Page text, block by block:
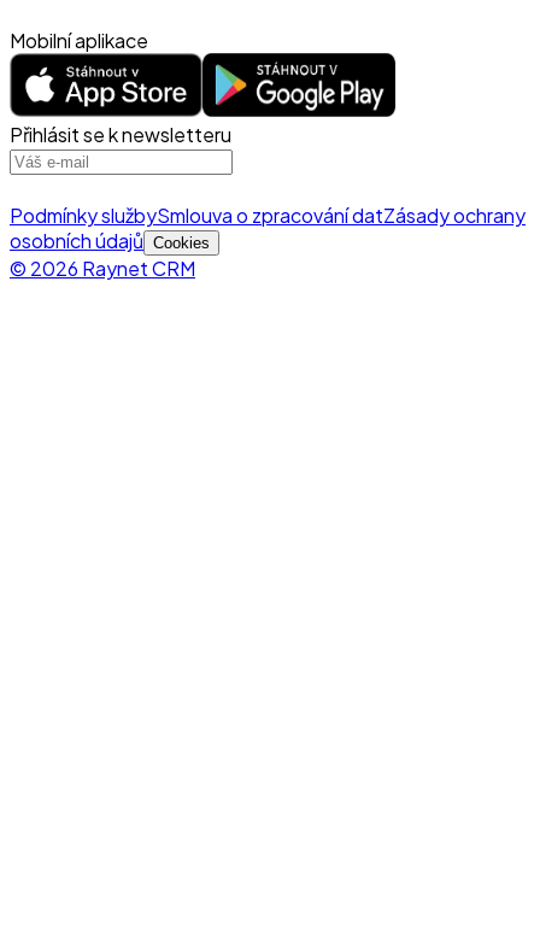
Mobilní aplikace
Přihlásit se k newsletteru
Podmínky službySmlouva o zpracování datZásady ochrany
osobních údajů Cookies
© 2026 Raynet CRM